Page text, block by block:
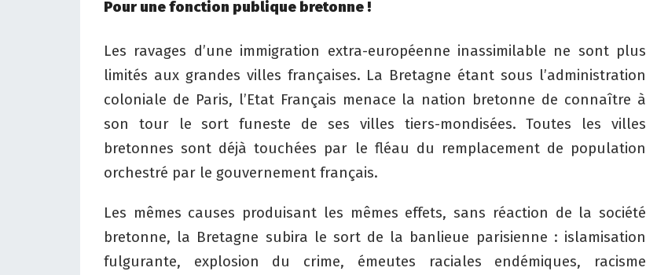
Pour une fonction publique bretonne !
Les ravages d’une immigration extra-européenne inassimilable ne sont plus
limités aux grandes villes françaises. La Bretagne étant sous l’administration
coloniale de Paris, l’Etat Français menace la nation bretonne de connaître à
son tour le sort funeste de ses villes tiers-mondisées. Toutes les villes
bretonnes sont déjà touchées par le fléau du remplacement de population
orchestré par le gouvernement français.
Les mêmes causes produisant les mêmes effets, sans réaction de la société
bretonne, la Bretagne subira le sort de la banlieue parisienne : islamisation
fulgurante, explosion du crime, émeutes raciales endémiques, racisme